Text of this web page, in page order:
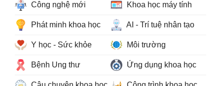
Công nghệ mới Khoa học máy tính
Phát minh khoa học AI - Trí tuệ nhân tạo
Y học - Sức khỏe Môi trường
Bệnh Ung thư Ứng dụng khoa học